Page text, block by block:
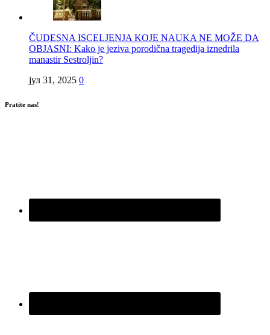
ČUDESNA ISCELJENJA KOJE NAUKA NE MOŽE DA
OBJASNI: Kako je jeziva porodična tragedija iznedrila
manastir Sestroljin?
јул 31, 2025 0
Pratite nas!